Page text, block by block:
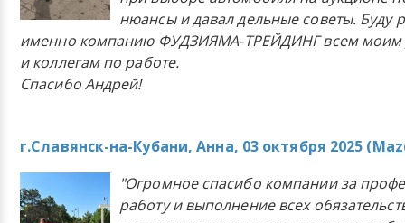
нюансы и давал дельные советы. Буду
именно компанию ФУДЗИЯМА-ТРЕЙДИНГ всем моим
и коллегам по работе.
Спасибо Андрей!
г.Славянск-на-Кубани, Анна, 03 октября 2025 (
"Огромное спасибо компании за
работу и выполнение всех